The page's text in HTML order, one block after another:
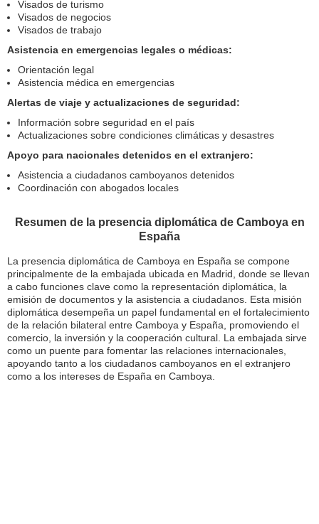
Visados de turismo
Visados de negocios
Visados de trabajo
Asistencia en emergencias legales o médicas:
Orientación legal
Asistencia médica en emergencias
Alertas de viaje y actualizaciones de seguridad:
Información sobre seguridad en el país
Actualizaciones sobre condiciones climáticas y desastres
Apoyo para nacionales detenidos en el extranjero:
Asistencia a ciudadanos camboyanos detenidos
Coordinación con abogados locales
Resumen de la presencia diplomática de Camboya en
España
La presencia diplomática de Camboya en España se compone
principalmente de la embajada ubicada en Madrid, donde se llevan
a cabo funciones clave como la representación diplomática, la
emisión de documentos y la asistencia a ciudadanos. Esta misión
diplomática desempeña un papel fundamental en el fortalecimiento
de la relación bilateral entre Camboya y España, promoviendo el
comercio, la inversión y la cooperación cultural. La embajada sirve
como un puente para fomentar las relaciones internacionales,
apoyando tanto a los ciudadanos camboyanos en el extranjero
como a los intereses de España en Camboya.